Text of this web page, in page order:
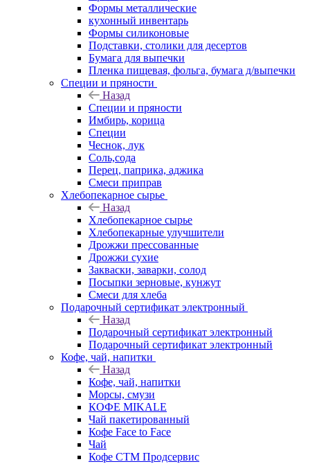
Формы металлические
кухонный инвентарь
Формы силиконовые
Подставки, столики для десертов
Бумага для выпечки
Пленка пищевая, фольга, бумага д/выпечки
Специи и пряности
Назад
Специи и пряности
Имбирь, корица
Специи
Чеснок, лук
Соль,сода
Перец, паприка, аджика
Смеси приправ
Хлебопекарное сырье
Назад
Хлебопекарное сырье
Хлебопекарные улучшители
Дрожжи прессованные
Дрожжи сухие
Закваски, заварки, солод
Посыпки зерновые, кунжут
Смеси для хлеба
Подарочный сертификат электронный
Назад
Подарочный сертификат электронный
Подарочный сертификат электронный
Кофе, чай, напитки
Назад
Кофе, чай, напитки
Морсы, смузи
КОФЕ MIKALE
Чай пакетированный
Кофе Face to Face
Чай
Кофе СТМ Продсервис